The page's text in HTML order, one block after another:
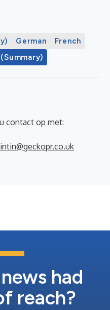
German
French
contact op met:
had
reach?